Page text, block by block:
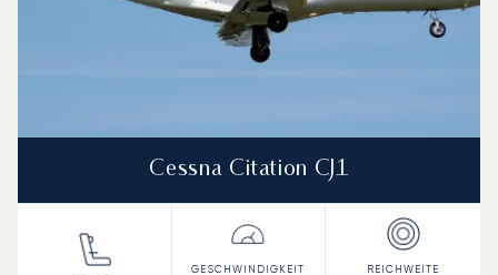
Cessna Citation CJ1